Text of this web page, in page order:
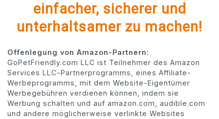
einfacher, sicherer und
unterhaltsamer zu machen!
Offenlegung von Amazon-Partnern:
GoPetFriendly.com LLC ist Teilnehmer des Amazon
Services LLC-Partnerprogramms, eines Affiliate-
Werbeprogramms, mit dem Website-Eigentümer
Werbegebühren verdienen können, indem sie
Werbung schalten und auf amazon.com, audible.com
und andere möglicherweise verlinkte Websites